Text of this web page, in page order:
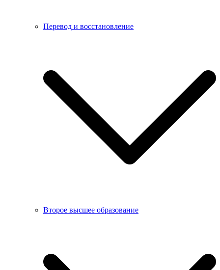
Перевод и восстановление
Второе высшее образование